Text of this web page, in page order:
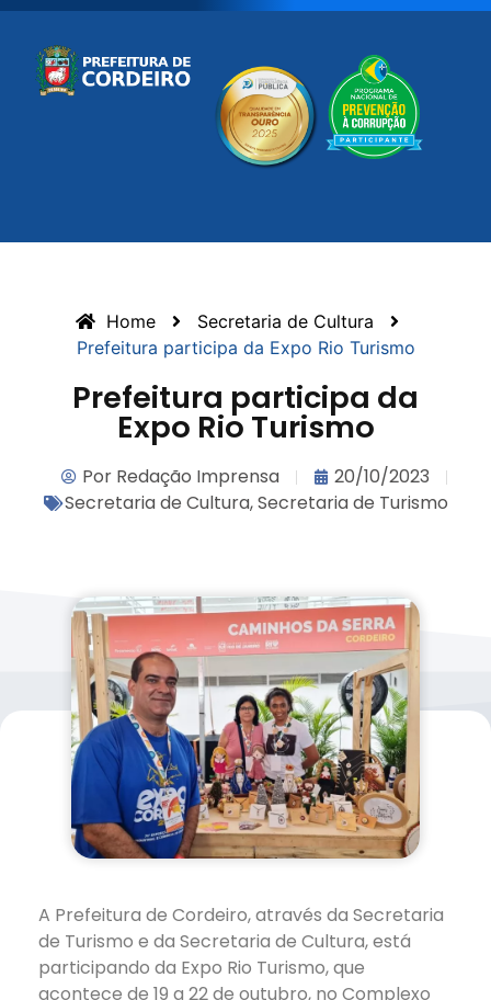
Home
Secretaria de Cultura
Prefeitura participa da Expo Rio Turismo
Prefeitura participa da
Expo Rio Turismo
PorRedação Imprensa
20/10/2023
Secretaria de Cultura,Secretaria de Turismo
A Prefeitura de Cordeiro, através da Secretaria
de Turismo e da Secretaria de Cultura, está
participando da Expo Rio Turismo, que
acontece de 19 a 22 de outubro, no Complexo